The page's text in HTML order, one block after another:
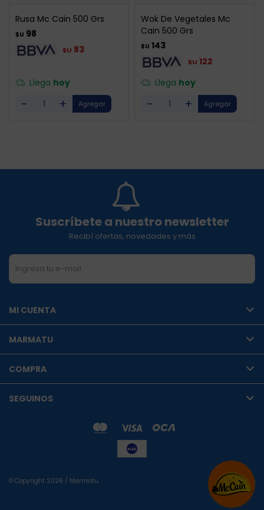
Rusa Mc Cain 500 Grs
$U 98
$U 83
Llega hoy
- +
Wok De Vegetales Mc
Cain 500 Grs
$U 143
$U 122
Llega hoy
- +
Suscríbete a nuestro newsletter
Recibí ofertas, novedades y más
MI CUENTA
MARMATU
COMPRA
SEGUINOS
© Copyright 2026 / Marmatu